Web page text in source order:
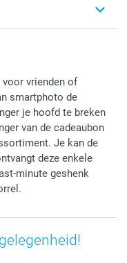
voor vrienden of
smartphoto de
je hoofd te breken
van de cadeaubon
Je kan de
deze enkele
minute geshenk